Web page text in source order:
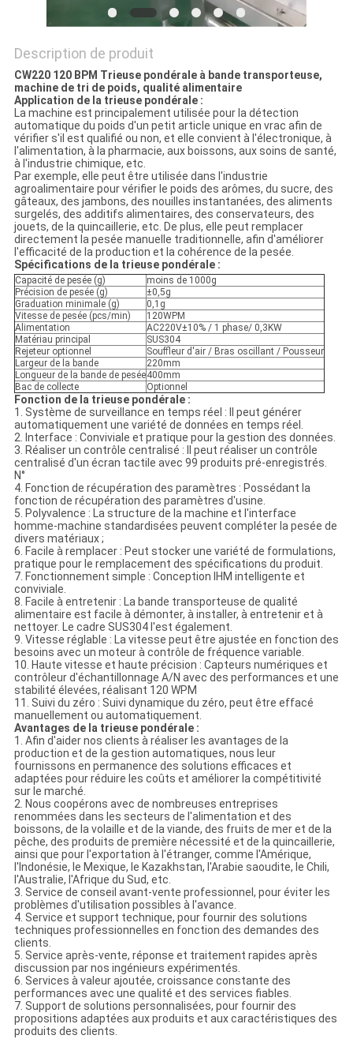
Description de produit
CW220 120 BPM Trieuse pondérale à bande transporteuse,
machine de tri de poids, qualité alimentaire
Application de la trieuse pondérale :
La machine est principalement utilisée pour la détection
automatique du poids d'un petit article unique en vrac afin de
vérifier s'il est qualifié ou non, et elle convient à l'électronique, à
l'alimentation, à la pharmacie, aux boissons, aux soins de santé,
à l'industrie chimique, etc.
Par exemple, elle peut être utilisée dans l'industrie
agroalimentaire pour vérifier le poids des arômes, du sucre, des
gâteaux, des jambons, des nouilles instantanées, des aliments
surgelés, des additifs alimentaires, des conservateurs, des
jouets, de la quincaillerie, etc. De plus, elle peut remplacer
directement la pesée manuelle traditionnelle, afin d'améliorer
l'efficacité de la production et la cohérence de la pesée.
Spécifications de la trieuse pondérale :
Capacité de pesée (g)
moins de 1000g
Précision de pesée (g)
±0,5g
Graduation minimale (g)
0,1g
Vitesse de pesée (pcs/min)
120WPM
Alimentation
AC220V±10% / 1 phase/ 0,3KW
Matériau principal
SUS304
Rejeteur optionnel
Souffleur d'air / Bras oscillant / Pousseur
Largeur de la bande
220mm
Longueur de la bande de pesée400mm
Bac de collecte
Optionnel
Fonction de la trieuse pondérale :
1. Système de surveillance en temps réel : Il peut générer
automatiquement une variété de données en temps réel.
2. Interface : Conviviale et pratique pour la gestion des données.
3. Réaliser un contrôle centralisé : Il peut réaliser un contrôle
centralisé d'un écran tactile avec 99 produits pré-enregistrés.
N°
4. Fonction de récupération des paramètres : Possédant la
fonction de récupération des paramètres d'usine.
5. Polyvalence : La structure de la machine et l'interface
homme-machine standardisées peuvent compléter la pesée de
divers matériaux ;
6. Facile à remplacer : Peut stocker une variété de formulations,
pratique pour le remplacement des spécifications du produit.
7. Fonctionnement simple : Conception IHM intelligente et
conviviale.
8. Facile à entretenir : La bande transporteuse de qualité
alimentaire est facile à démonter, à installer, à entretenir et à
nettoyer. Le cadre SUS304 l'est également.
9. Vitesse réglable : La vitesse peut être ajustée en fonction des
besoins avec un moteur à contrôle de fréquence variable.
10. Haute vitesse et haute précision : Capteurs numériques et
contrôleur d'échantillonnage A/N avec des performances et une
stabilité élevées, réalisant 120 WPM
11. Suivi du zéro : Suivi dynamique du zéro, peut être effacé
manuellement ou automatiquement.
Avantages de la trieuse pondérale :
1. Afin d'aider nos clients à réaliser les avantages de la
production et de la gestion automatiques, nous leur
fournissons en permanence des solutions efficaces et
adaptées pour réduire les coûts et améliorer la compétitivité
sur le marché.
2. Nous coopérons avec de nombreuses entreprises
renommées dans les secteurs de l'alimentation et des
boissons, de la volaille et de la viande, des fruits de mer et de la
pêche, des produits de première nécessité et de la quincaillerie,
ainsi que pour l'exportation à l'étranger, comme l'Amérique,
l'Indonésie, le Mexique, le Kazakhstan, l'Arabie saoudite, le Chili,
l'Australie, l'Afrique du Sud, etc.
3. Service de conseil avant-vente professionnel, pour éviter les
problèmes d'utilisation possibles à l'avance.
4. Service et support technique, pour fournir des solutions
techniques professionnelles en fonction des demandes des
clients.
5. Service après-vente, réponse et traitement rapides après
discussion par nos ingénieurs expérimentés.
6. Services à valeur ajoutée, croissance constante des
performances avec une qualité et des services fiables.
7. Support de solutions personnalisées, pour fournir des
propositions adaptées aux produits et aux caractéristiques des
produits des clients.